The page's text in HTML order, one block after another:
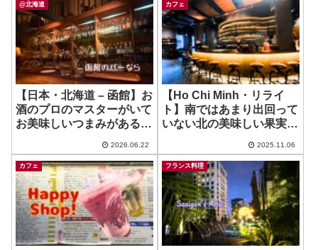
@北海道
【日本・北海道 – 函館】お
酒のプロのマスターがいて
お美味しいつまみがある良
HISHII
2026.06.22
カフェ
【Ho Chi Minh・リライ
ト】南ではあまり出回って
いない北の美味しい果実酒
Cafe – Ly Chinh Thang 店
2025.11.06
カフェ フランス料理